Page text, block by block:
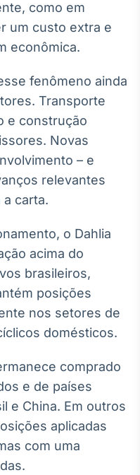
de
e
para
e telas
de
de
como em
um custo extra e
econômica.
fenômeno ainda
Transporte
e construção
Novas
– e
relevantes
a carta.
o Dahlia
acima do
brasileiros,
posições
nos setores de
domésticos.
comprado
e de países
e China. Em outros
aplicadas
com uma